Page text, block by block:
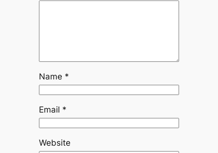
Name *
Email *
Website